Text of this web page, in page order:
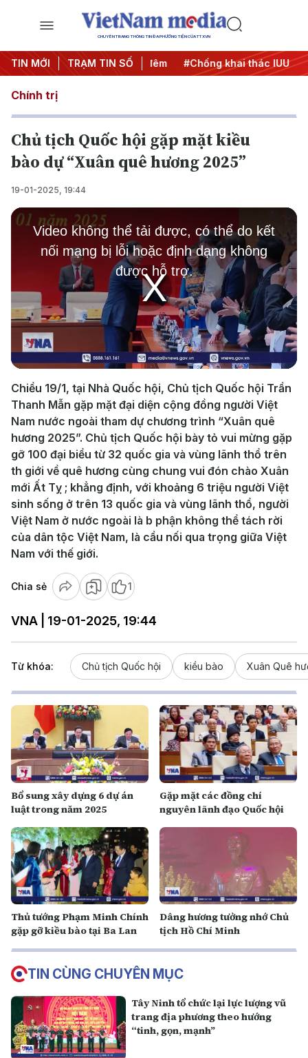
CHUYÊN TRANG THÔNG TIN ĐA PHƯƠNG TIỆN CỦA TTXVN
TIN MỚI TRẠM TIN SỐ
#Chiến dịch 500 ngày đêm #Chống khai thác IUU
Chính trị
Chủ tịch Quốc hội gặp mặt kiều
bào dự “Xuân quê hương 2025”
19-01-2025, 19:44
Play
Video
This
is
window.
Video không thể tải được, có thể do kết
nối mạng bị lỗi hoặc định dạng không
được hỗ trợ.
Chiều 19/1, tại Nhà Quốc hội, Chủ tịch Quốc hội Trần
Thanh Mẫn gặp mặt đại diện cộng đồng người Việt
Nam nước ngoài tham dự chương trình “Xuân quê
hương 2025”. Chủ tịch Quốc hội bày tỏ vui mừng gặp
gỡ 100 đại biểu từ 32 quốc gia và vùng lãnh thổ trên
th giới về quê hương cùng chung vui đón chào Xuân
mới Ất Tỵ ; khẳng định, với khoảng 6 triệu người Việt
sinh sống ở trên 13 quốc gia và vùng lãnh thổ, người
Việt Nam ở nước ngoài là b phận không thể tách rời
của dân tộc Việt Nam, là cầu nối qua trọng giữa Việt
Nam với thế giới.
Chia sẻ 1
VNA | 19-01-2025, 19:44
Từ khóa: Chủ tịch Quốc hội kiều bào Xuân Quê
Bổ sung xây dựng 6 dự án
luật trong năm 2025
Gặp mặt các đồng chí
nguyên lãnh đạo Quốc hội
Thủ tướng Phạm Minh Chính
gặp gỡ kiều bào tại Ba Lan
Dâng hương tưởng nhớ Chủ
tịch Hồ Chí Minh
TIN CÙNG CHUYÊN MỤC
Tây Ninh tổ chức lại lực lượng vũ
trang địa phương theo hướng
“tinh, gọn, mạnh”